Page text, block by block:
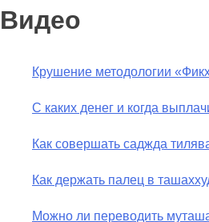
Видео
Крушение методологии
С каких денег и когда
Как совершать саджда
Как держать палец в
Можно ли переводить